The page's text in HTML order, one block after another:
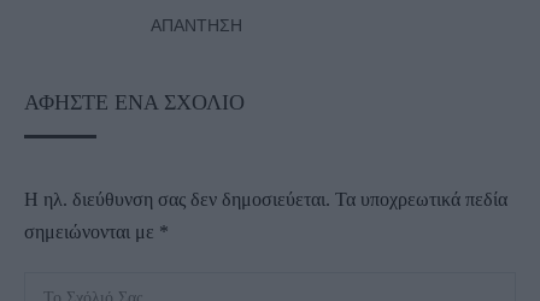
ΑΠΆΝΤΗΣΗ
ΑΦΉΣΤΕ ΈΝΑ ΣΧΌΛΙΟ
Η ηλ. διεύθυνση σας δεν δημοσιεύεται. Τα υποχρεωτικά πεδία
σημειώνονται με *